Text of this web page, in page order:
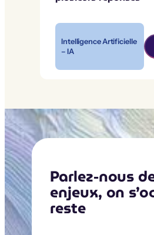
Intelligence Artificielle
– IA
Parlez-nous
enjeux, on
reste